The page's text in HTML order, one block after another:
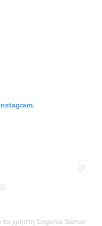
το χρήστη Evgenia Samara